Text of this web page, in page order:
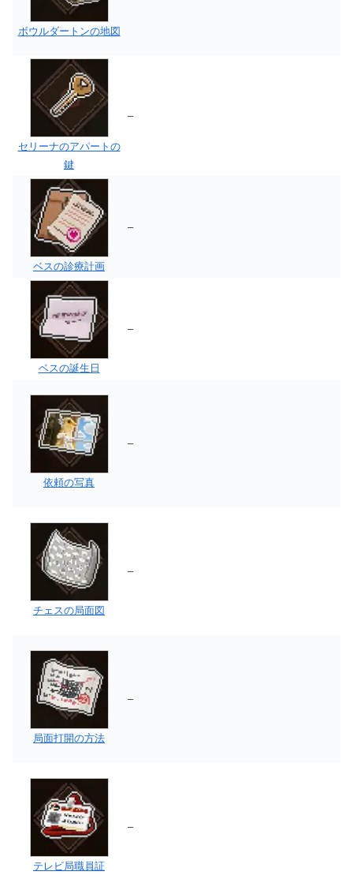
ボウルダートンの地図
セリーナのアパートの
鍵
–
ベスの診療計画
–
ベスの誕生日
–
依頼の写真
–
チェスの局面図
–
局面打開の方法
–
テレビ局職員証
–